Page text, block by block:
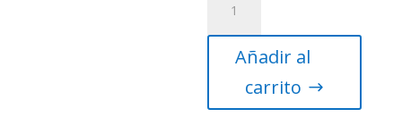
ecuatorial
GoTo
VixenAñadir al
carrito